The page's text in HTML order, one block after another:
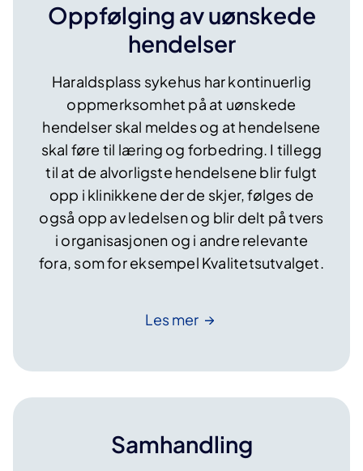
Oppfølging av uønskede
hendelser
Haraldsplass sykehus har kontinuerlig
oppmerksomhet på at uønskede
hendelser skal meldes og at hendelsene
skal føre til læring og forbedring. I tillegg
til at de alvorligste hendelsene blir fulgt
opp i klinikkene der de skjer, følges de
også opp av ledelsen og blir delt på tvers
i organisasjonen og i andre relevante
fora, som for eksempel Kvalitetsutvalget.
Lesmer
Samhandling